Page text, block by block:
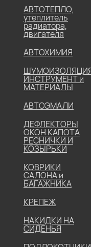
АВТОТЕПЛО,
утеплитель
радиатора,
двигателя
АВТОХИМИЯ
ИНСТРУМЕНТ и
МАТЕРИАЛЫ
АВТОЭМАЛИ
ДЕФЛЕКТОРЫ
ОКОН КАПОТА
РЕСНИЧКИ И
КОЗЫРЬКИ
КОВРИКИ
САЛОНА и
БАГАЖНИКА
КРЕПЕЖ
НАКИДКИ НА
СИДЕНЬЯ